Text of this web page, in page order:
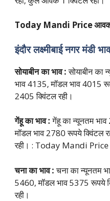
Today Mandi Price आवक
इंदौर लक्ष्मीबाई नगर मंडी
सोयाबीन का भाव :सोयाबीन
भाव 4135, मॉडल भाव 4015
2405 क्विंटल रही।
गेंहू का भाव :गेंहू का न्यूनतम
मॉडल भाव 2780 रूपये
रही। : Today Mandi Price
चना का भाव :चना का न्यूनतम
5460, मॉडल भाव 5375 रूपये
रही।